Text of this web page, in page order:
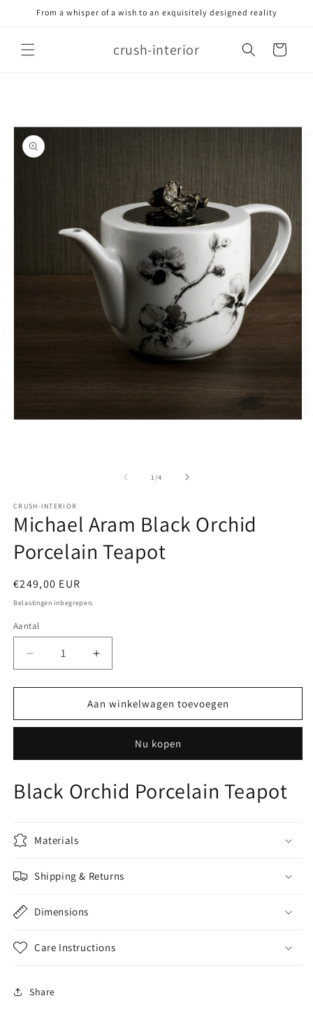
naar de
From a whisper of a wish to an exquisitely designed reality
crush-interior Winkelwagen
1/van
4
CRUSH-INTERIOR
Michael Aram Black Orchid
Porcelain Teapot
Normale
prijs
€249,00 EUR
Belastingen inbegrepen.
Aantal
Aantal
verlagen
voor
Aram
Porcelain
Aantal
verhogen
voor
Michael
Aram
Porcelain
Aan winkelwagen toevoegen
Nu kopen
Black Orchid Porcelain Teapot
Materials
Shipping & Returns
Dimensions
Care Instructions
Share